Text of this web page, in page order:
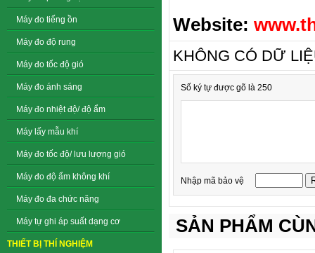
Máy đo tiếng ồn
Máy đo độ rung
Máy đo tốc độ gió
Máy đo ánh sáng
Máy đo nhiệt độ/ độ ẩm
Máy lấy mẫu khí
Máy đo tốc độ/ lưu lượng gió
Máy đo độ ẩm không khí
Máy đo đa chức năng
Máy tự ghi áp suất dạng cơ
THIẾT BỊ THÍ NGHIỆM
Website:
KHÔNG CÓ DỮ
Số ký tự được gõ là 250
Nhập mã bảo vệ
SẢN PHẨM